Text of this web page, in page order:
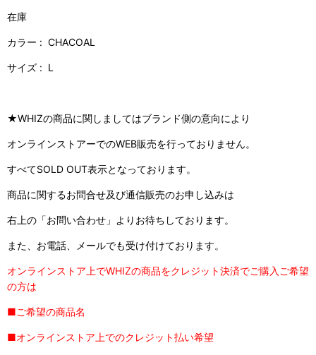
在庫
カラー : CHACOAL
サイズ : L
★WHIZの商品に関しましてはブランド側の意向により
オンラインストアーでのWEB販売を行っておりません。
すべてSOLD OUT表示となっております。
商品に関するお問合せ及び通信販売のお申し込みは
右上の「お問い合わせ」よりお待ちしております。
また、お電話、メールでも受け付けております。
オンラインストア上でWHIZの商品をクレジット決済でご購入ご希望
の方は
■ご希望の商品名
■オンラインストア上でのクレジット払い希望